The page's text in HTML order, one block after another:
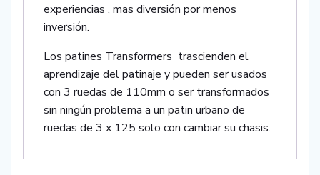
experiencias , mas diversión por menos
inversión.
Los patines Transformers trascienden el
aprendizaje del patinaje y pueden ser usados
con 3 ruedas de 110mm o ser transformados
sin ningún problema a un patin urbano de
ruedas de 3 x 125 solo con cambiar su chasis.